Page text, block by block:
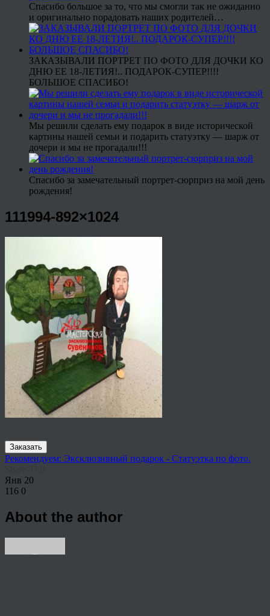
Спасибо большое за то, что мы смогли так не ожиданно
и оригинально порадовать наших родителей…
ЗАКАЗЫВАЛИ ПОРТРЕТ ПО ФОТО ДЛЯ ДОЧКИ КО
ДНЮ ЕЕ 18-ЛЕТИЯ!.. ПОДАРОК-СУПЕР!!!!
БОЛЬШОЕ СПАСИБО!
Мы решили сделать ему подарок в виде исторической
картины нашей семьи и подарить статуэтку — шарж от
дочери и мы не прогадали!!!
Спасибо за замечательный портрет-сюрприз на мой день
рождения!
111994-892×1024
Заказать
Рекомендуем: Эксклюзивный подарок - Статуэтка по фото.
Янв 20
116 0
About the author